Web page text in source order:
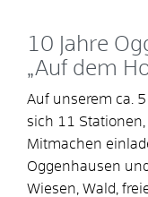
10 Jahre
„Auf dem
Auf unserem ca.
sich 11
Mitmachen
Oggenhausen
Wiesen, Wald,